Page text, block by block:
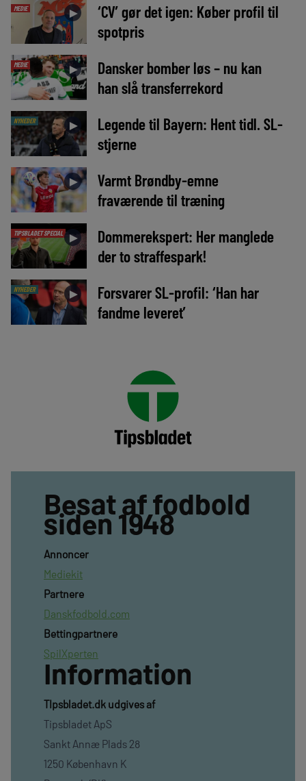
MEDIE ►
‘CV’ gør det igen: Køber profil til
spotpris
MEDIE ►
Dansker bomber løs – nu kan
han slå transferrekord
NYHEDER ►
Legende til Bayern: Hent tidl. SL-
stjerne
►
Varmt Brøndby-emne
fraværende til træning
TIPSBLADET SPECIAL ►
Dommerekspert: Her manglede
der to straffespark!
NYHEDER ►
Forsvarer SL-profil: ‘Han har
fandme leveret’
Besat af fodbold
siden 1948
Annoncer
Mediekit
Partnere
Danskfodbold.com
Bettingpartnere
SpilXperten
Information
TIpsbladet.dk udgives af
Tipsbladet ApS
Sankt Annæ Plads 28
1250 København K